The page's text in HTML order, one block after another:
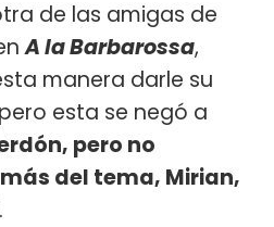
de las amigas de
A la Barbarossa,
manera darle su
esta se negó a
pero no
del tema, Mirian,